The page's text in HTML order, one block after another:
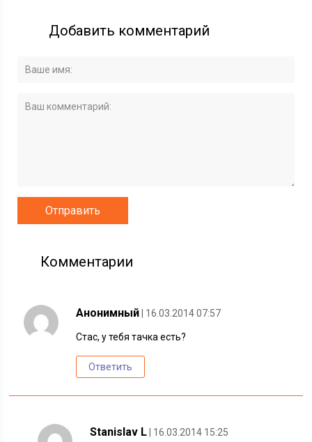
Добавить комментарий
Комментарии
Анонимный | 16.03.2014 07:57
Стас, у тебя тачка есть?
Ответить
Stanislav L | 16.03.2014 15:25